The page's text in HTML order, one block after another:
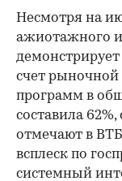
Несмотря на
ажиотажного
демонстрирует
счет рыночной
программ в
составила
отмечают в
всплеск по
системный